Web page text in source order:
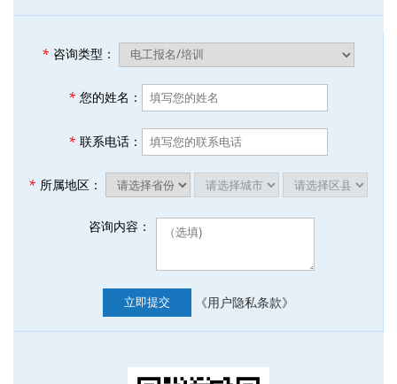
* 咨询类型：
* 您的姓名：
* 联系电话：
* 所属地区：
咨询内容：
立即提交 《用户隐私条款》